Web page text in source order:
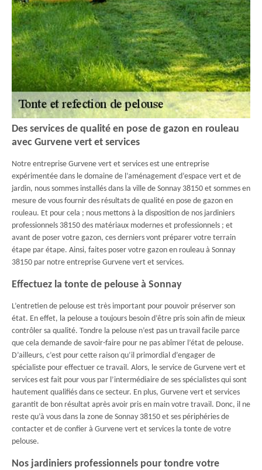
Des services de qualité en pose de gazon en rouleau
avec Gurvene vert et services
Notre entreprise Gurvene vert et services est une entreprise
expérimentée dans le domaine de l’aménagement d’espace vert et de
jardin, nous sommes installés dans la ville de Sonnay 38150 et sommes en
mesure de vous fournir des résultats de qualité en pose de gazon en
rouleau. Et pour cela ; nous mettons à la disposition de nos jardiniers
professionnels 38150 des matériaux modernes et professionnels ; et
avant de poser votre gazon, ces derniers vont préparer votre terrain
étape par étape. Ainsi, faites poser votre gazon en rouleau à Sonnay
38150 par notre entreprise Gurvene vert et services.
Effectuez la tonte de pelouse à Sonnay
L’entretien de pelouse est très important pour pouvoir préserver son
état. En effet, la pelouse a toujours besoin d’être pris soin afin de mieux
contrôler sa qualité. Tondre la pelouse n’est pas un travail facile parce
que cela demande de savoir-faire pour ne pas abîmer l’état de pelouse.
D’ailleurs, c’est pour cette raison qu’il primordial d’engager de
spécialiste pour effectuer ce travail. Alors, le service de Gurvene vert et
services est fait pour vous par l’intermédiaire de ses spécialistes qui sont
hautement qualifiés dans ce secteur. En plus, Gurvene vert et services
garantit de bon résultat après avoir pris en main votre travail. Donc, il ne
reste qu’à vous dans la zone de Sonnay 38150 et ses périphéries de
contacter et de confier à Gurvene vert et services la tonte de votre
pelouse.
Nos jardiniers professionnels pour tondre votre